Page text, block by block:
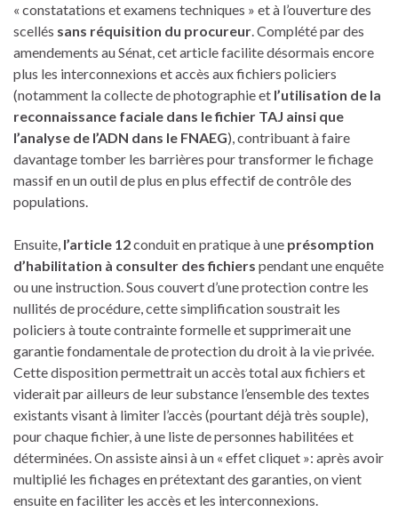
« constatations et examens techniques » et à l’ouverture des
scellés sans réquisition du procureur. Complété par des
amendements au Sénat, cet article facilite désormais encore
plus les interconnexions et accès aux fichiers policiers
(notamment la collecte de photographie et l’utilisation de la
reconnaissance faciale dans le fichier TAJ ainsi que
l’analyse de l’ADN dans le FNAEG), contribuant à faire
davantage tomber les barrières pour transformer le fichage
massif en un outil de plus en plus effectif de contrôle des
populations.
Ensuite, l’article 12conduit en pratique à une présomption
d’habilitation à consulter des fichiers pendant une enquête
ou une instruction. Sous couvert d’une protection contre les
nullités de procédure, cette simplification soustrait les
policiers à toute contrainte formelle et supprimerait une
garantie fondamentale de protection du droit à la vie privée.
Cette disposition permettrait un accès total aux fichiers et
viderait par ailleurs de leur substance l’ensemble des textes
existants visant à limiter l’accès (pourtant déjà très souple),
pour chaque fichier, à une liste de personnes habilitées et
déterminées. On assiste ainsi à un « effet cliquet »: après avoir
multiplié les fichages en prétextant des garanties, on vient
ensuite en faciliter les accès et les interconnexions.